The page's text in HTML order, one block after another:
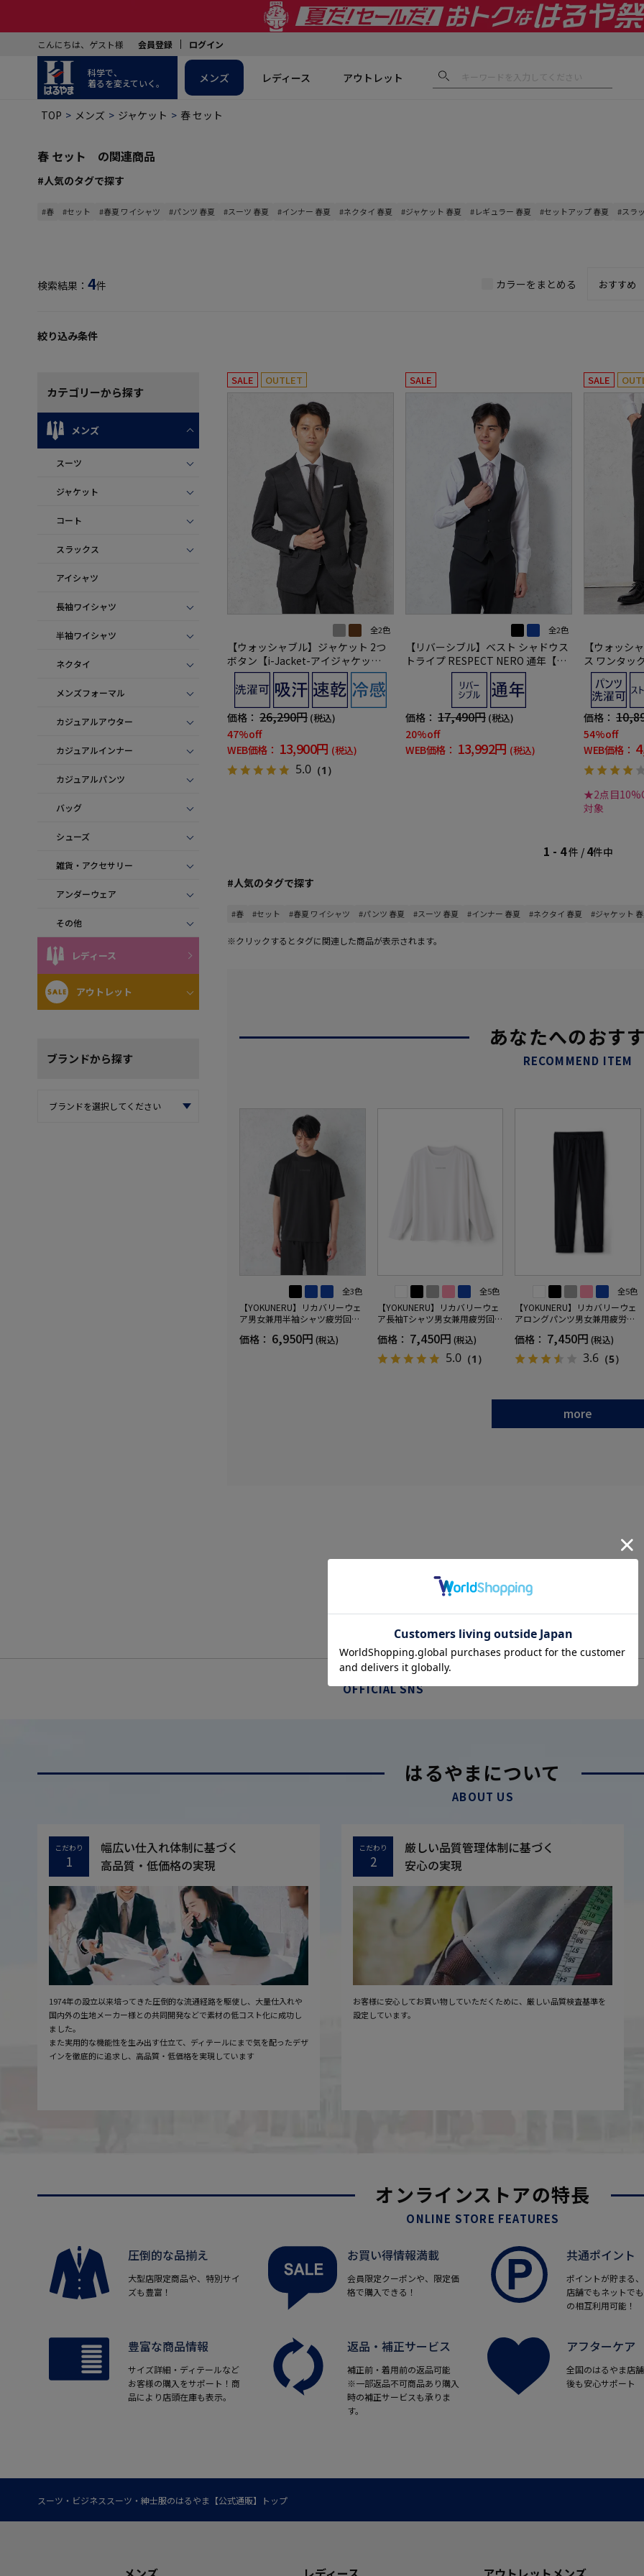
こんにちは、ゲスト様 会員登録 ログイン
科学で、
着るを変えていく。
メンズ レディース アウトレット
TOP メンズ ジャケット 春 セット
春 セット の関連商品
#人気のタグで探す
#春 #セット #春夏 ワイシャツ #パンツ 春夏 #スーツ 春夏 #インナー 春夏 #ネクタイ 春夏 #ジャケット 春夏 #レギュラー 春夏 #セットアップ 春夏 #スラ
検索結果： 4件 カラーをまとめる
絞り込み条件
カテゴリーから探す
メンズ
スーツ
ジャケット
コート
スラックス
アイシャツ
長袖ワイシャツ
半袖ワイシャツ
ネクタイ
メンズフォーマル
カジュアルアウター
カジュアルインナー
カジュアルパンツ
バッグ
シューズ
雑貨・アクセサリー
アンダーウェア
その他
レディース
アウトレット
ブランドから探す
SALE OUTLET
全2色
【ウォッシャブル】ジャケット 2つ
ボタン【i-Jacket-アイジャケッ
ト-】尾州麻混ニット素材 クールモ
ーション裏地 春夏
価格： 26,290円 (税込)
47%off
WEB価格： 13,900円 (税込)
5.0 （1）
SALE
全2色
【リバーシブル】ベスト シャドウス
トライプ RESPECT NERO 通年【ス
リムデザイン】
価格： 17,490円 (税込)
20%off
WEB価格： 13,992円 (税込)
SALE
【ウォッシ
ス ワンタッ
ツ-】尾州
チ 春夏
価格：
54%off
WEB価格：
★2点目
対象
1 - 4件 / 4件中
#人気のタグで探す
#春 #セット #春夏 ワイシャツ #パンツ 春夏 #スーツ 春夏 #インナー 春夏 #ネクタイ 春夏 #ジャケット
※クリックするとタグに関連した商品が表示されます。
あなたへのおす
RECOMMEND ITEM
全3色
【YOKUNERU】リカバリーウェ
ア男女兼用半袖シャツ疲労回復
(R)【一般医療機器】SS～LLサイ
価格： 6,950円 (税込)
全5色
【YOKUNERU】リカバリーウェ
ア長袖Tシャツ男女兼用疲労回復
(R)【一般医療機器】SS～LLサイ
ズ
価格： 7,450円 (税込)
5.0（1）
全5色
【YOKUNERU】リカバリーウェ
アロングパンツ男女兼用疲労回
IX(R)【一般医療機器】SS～LLサ
イズ
価格： 7,450円 (税込)
3.6 （5）
more
OFFICIAL SNS
はるやまについて
ABOUT US
こだわり
1
幅広い仕入れ体制に基づく
高品質・低価格の実現
1974年の設立以来培ってきた圧倒的な流通経路を駆使し、大量仕入れや
国内外の生地メーカー様との共同開発などで素材の低コスト化に成功し
ました。
また実用的な機能性を生み出す仕立て、ディテールにまで気を配ったデザ
インを徹底的に追求し、高品質・低価格を実現しています
こだわり
2
厳しい品質管理体制に基づく
安心の実現
お客様に安心してお買い物していただくために、厳しい品質検査基準を
設定しています。
オンラインストアの特長
ONLINE STORE FEATURES
圧倒的な品揃え
大型店限定商品や、特別サイ
ズも豊富！
お買い得情報満載
会員限定クーポンや、限定価
格で購入できる！
共通ポイント
ポイントが貯まる
店舗でもネットで
の相互利用可能！
豊富な商品情報
サイズ詳細・ディテールなど
お客様の購入をサポート！商
品により店頭在庫も表示。
返品・補正サービス
補正前・着用前の返品可能
※一部返品不可商品あり購入
時の補正サービスも承りま
す。
アフターケア
全国のはるやま店
後も安心サポート
スーツ・ビジネススーツ・紳士服のはるやま【公式通販】トップ